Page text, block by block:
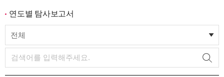
연도별 탐사보고서
전체